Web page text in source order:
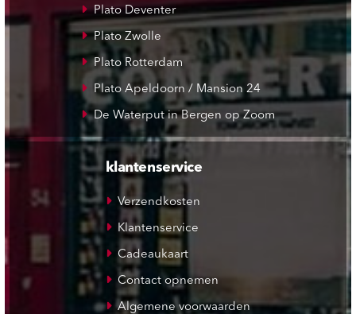
Plato Deventer
Plato Zwolle
Plato Rotterdam
Plato Apeldoorn / Mansion 24
De Waterput in Bergen op Zoom
klantenservice
Verzendkosten
Klantenservice
Cadeaukaart
Contact opnemen
Algemene voorwaarden